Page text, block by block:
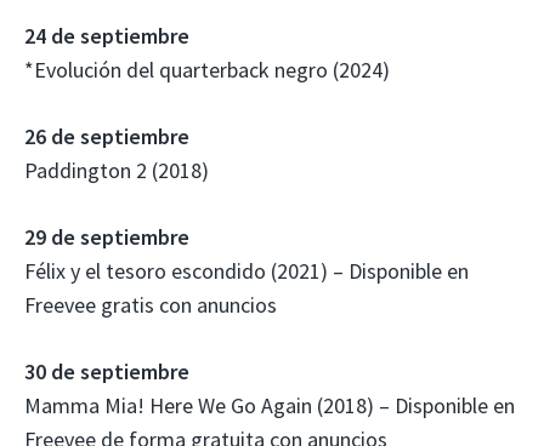
24 de septiembre
*Evolución del quarterback negro (2024)
26 de septiembre
Paddington 2 (2018)
29 de septiembre
Félix y el tesoro escondido (2021) – Disponible en
Freevee gratis con anuncios
30 de septiembre
Mamma Mia! Here We Go Again (2018) – Disponible en
Freevee de forma gratuita con anuncios